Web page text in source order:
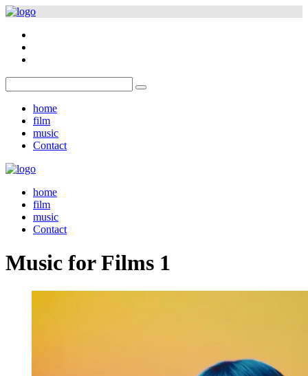
home
film
music
Contact
home
film
music
Contact
Music for Films 1